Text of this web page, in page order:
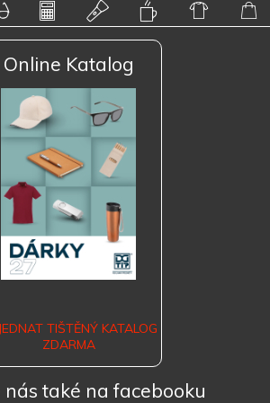
Online Katalog
TIŠTĚNÝ KATALOG
ZDARMA
nás také na facebooku